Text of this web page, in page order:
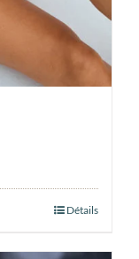
Détails